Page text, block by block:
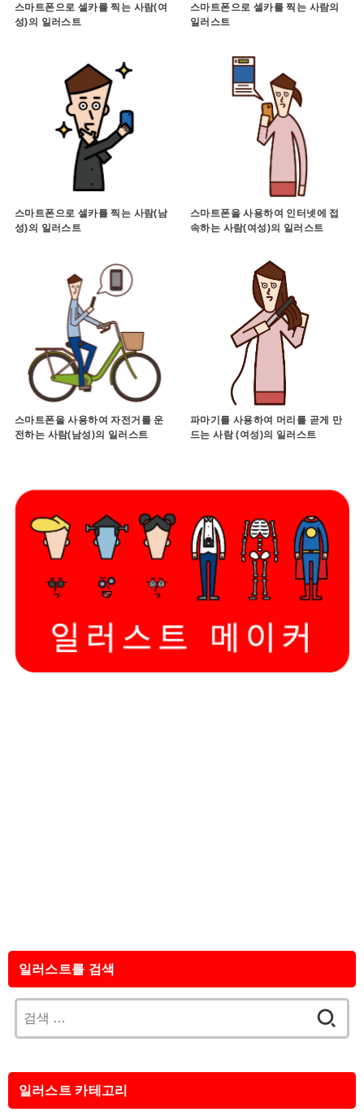
스마트폰으로 셀카를 찍는 사람(여
성)의 일러스트
스마트폰으로 셀카를 찍는 사람의
일러스트
스마트폰으로 셀카를 찍는 사람(남
성)의 일러스트
스마트폰을 사용하여 인터넷에 접
속하는 사람(여성)의 일러스트
스마트폰을 사용하여 자전거를 운
전하는 사람(남성)의 일러스트
파마기를 사용하여 머리를 곧게 만
드는 사람 (여성)의 일러스트
일러스트를 검색
색:
일러스트 카테고리